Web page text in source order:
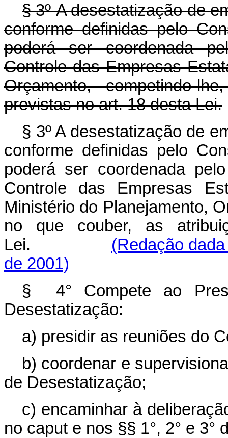
§ 3º A desestatização de
conforme definidas pelo
poderá ser coordenada
Controle das Empresas
Orçamento, competindo-
previstas no art. 18 desta Lei.
§ 3º A desestatização de
conforme definidas pelo
poderá ser coordenada
Controle das Empresas
Ministério do Planejamento,
no que couber, as
Lei.
(Redação
de 2001)
§ 4° Compete ao
Desestatização:
a) presidir as reuniões do
b) coordenar e
de Desestatização;
c) encaminhar à
no caput e nos §§ 1°, 2° e 3°